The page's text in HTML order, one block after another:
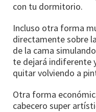
con tu dormitorio.
Incluso otra forma
directamente sobre
de la cama
te dejará indiferente
quitar volviendo a
Otra forma
cabecero super